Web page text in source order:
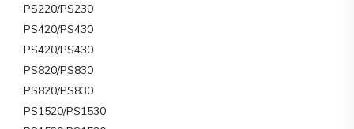
PS220/PS230
PS420/PS430
PS420/PS430
PS820/PS830
PS820/PS830
PS1520/PS1530